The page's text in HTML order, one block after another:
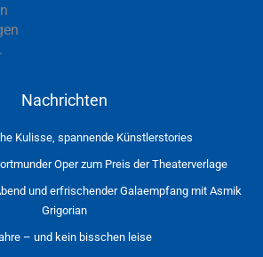
Nachrichten
Kulisse, spannende Künstlerstories
Oper zum Preis der Theaterverlage
und erfrischender Galaempfang mit Asmik
Grigorian
– und kein bisschen leise